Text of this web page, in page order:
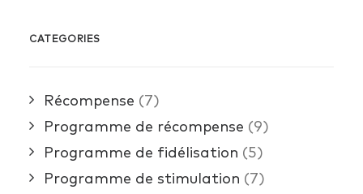
CATEGORIES
Récompense (7)
Programme de récompense (9)
Programme de fidélisation (5)
Programme de stimulation (7)